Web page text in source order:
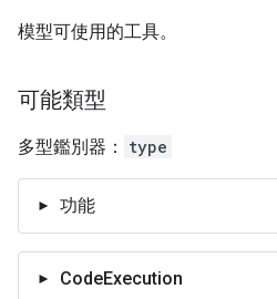
模型可使用的工具。
可能類型
多型鑑別器： type
功能
CodeExecution